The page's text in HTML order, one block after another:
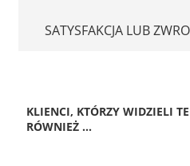
SATYSFAKCJA LUB
KLIENCI, KTÓRZY WIDZIELI
RÓWNIEŻ ...